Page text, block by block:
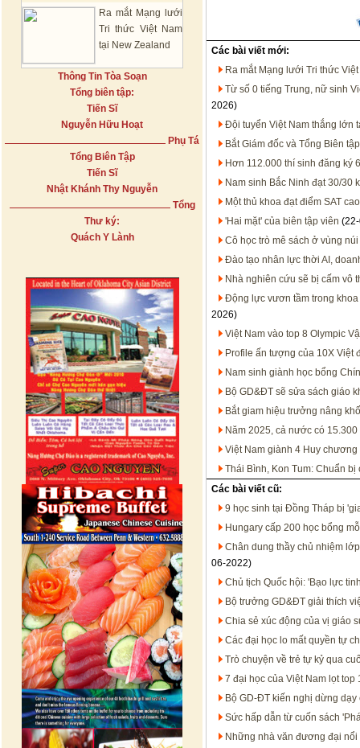
Ra mắt Mạng lưới
Tri thức Việt Nam
tại New Zealand
Thông Tin Tòa Soạn
Tổng biên tập:
Tiến Sĩ
Nguyễn Hữu Hoạt
Phụ Tá
Tổng Biên Tập
Tiến Sĩ
Nhật Khánh Thy Nguyễn
Tổng
Thư ký:
Quách Y Lành
Các bài viết mới:
Ra mắt Mạng lưới Tri thức
Từ số 0 tiếng Trung, nữ sinh
2026)
Đội tuyển Việt Nam thắng lớn
Bắt Giám đốc và Tổng Biên
Hơn 112.000 thí sinh đăng ký
Nam sinh Bắc Ninh đạt 30/30
Một thủ khoa đạt điểm SAT
'Hai mặt' của biên tập viên
Cô học trò mê sách ở vùng
Đào tạo nhân lực thời AI,
Nhà nghiên cứu sẽ bị cấm vô
Động lực vươn tầm trong
2026)
Việt Nam vào top 8 Olympic
Profile ấn tượng của 10X Việt
Nam sinh giành học bổng
Bộ GD&ĐT sẽ sửa sách giáo
Bắt giam hiệu trưởng nâng
Năm 2025, cả nước có
Việt Nam giành 4 Huy
Thái Bình, Kon Tum: Chuẩn
Các bài viết cũ:
9 học sinh tại Đồng Tháp bị
Hungary cấp 200 học bổng
Chân dung thầy chủ nhiệm
06-2022)
Chủ tịch Quốc hội: 'Bạo lực
Bộ trưởng GD&ĐT giải thích
Chia sẻ xúc động của vị giáo
Các đại học lo mất quyền tự
Trò chuyện về trẻ tự kỷ qua
7 đại học của Việt Nam lọt
Bộ GD-ĐT kiến nghị dừng
Sức hấp dẫn từ cuốn sách
Những nhà văn đương đại nổi